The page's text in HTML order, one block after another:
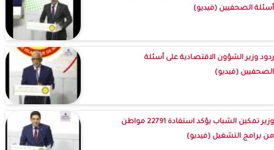
أسئلة الصحفيين (فيديو)
ردود وزير الشؤون الاقتصادية على أسئلة
الصحفيين (فيديو)
وزير تمكين الشباب يؤكد استفادة 22791 مواطن
من برامج التشغيل (فيديو)